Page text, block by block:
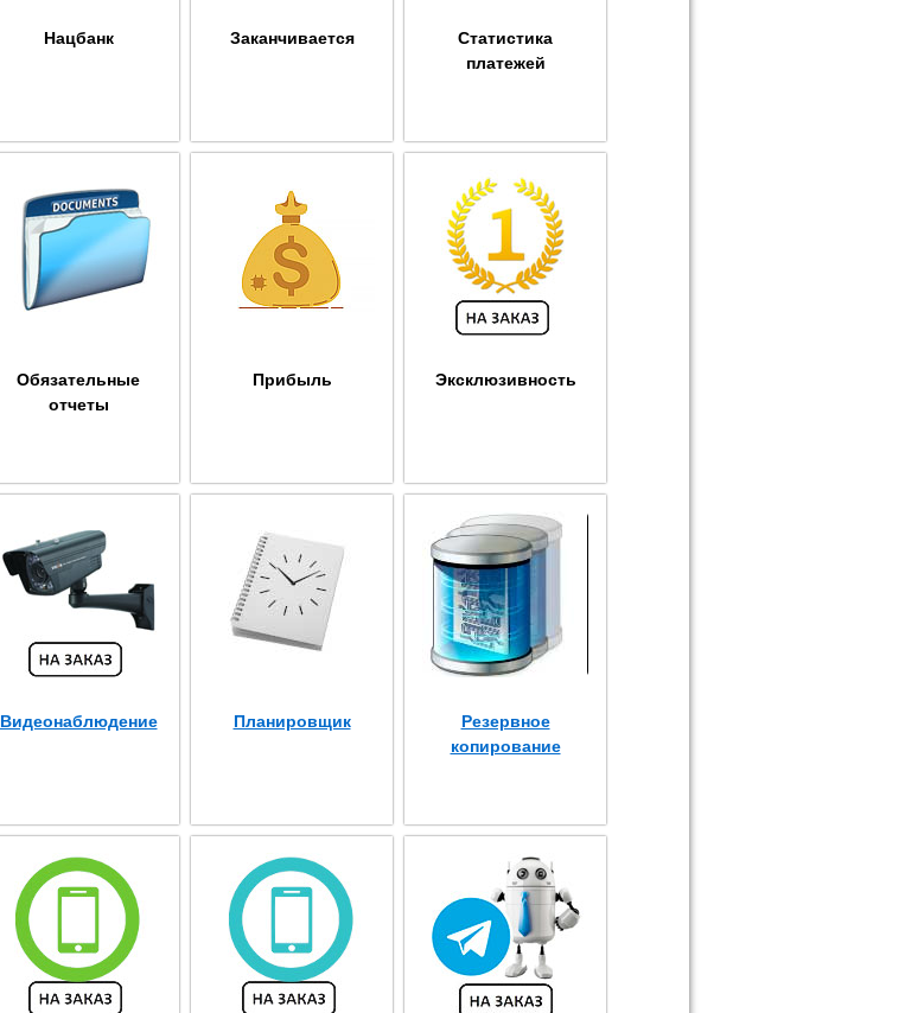
Нацбанк Заканчивается
Статистика
платежей
Обязательные
отчеты
Прибыль Эксклюзивность
Видеонаблюдение Планировщик
Резервное
копирование